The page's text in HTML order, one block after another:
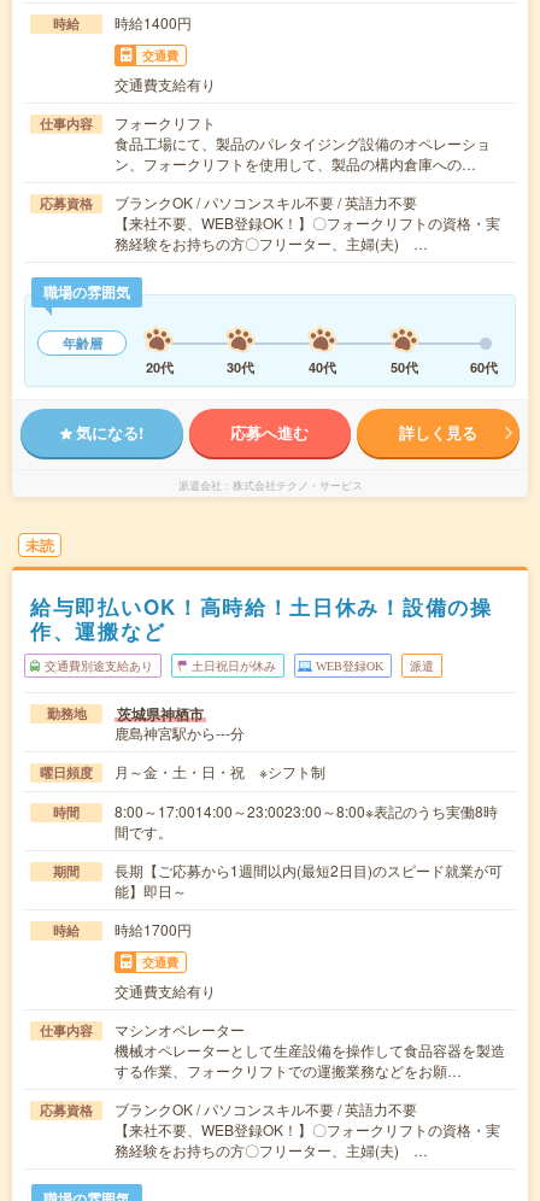
時給 時給1400円
交通費
交通費支給有り
仕事内容
フォークリフト
食品工場にて、製品のパレタイジング設備のオペレーショ
ン、フォークリフトを使用して、製品の構内倉庫への…
応募資格
ブランクOK / パソコンスキル不要 / 英語力不要
【来社不要、WEB登録OK！】〇フォークリフトの資格・実
務経験をお持ちの方〇フリーター、主婦(夫) …
職場の雰囲気
年齢層
20代
30代 40代 50代 60代
気になる! 応募へ進む 詳しく見る
派遣会社 株式会社テクノ・サービス
未読
給与即払いOK！高時給！土日休み！設備の操
作、運搬など
交通費別途支給あり 土日祝日が休み WEB登録OK 派遣
勤務地 茨城県神栖市
鹿島神宮駅から---分
曜日頻度 月～金・土・日・祝 ※シフト制
時間
8:00～17:0014:00～23:0023:00～8:00※表記のうち実働8時
間です。
期間
長期【ご応募から1週間以内(最短2日目)のスピード就業が可
能】即日～
時給 時給1700円
交通費
交通費支給有り
仕事内容
マシンオペレーター
機械オペレーターとして生産設備を操作して食品容器を製造
する作業、フォークリフトでの運搬業務などをお願…
応募資格
ブランクOK / パソコンスキル不要 / 英語力不要
【来社不要、WEB登録OK！】〇フォークリフトの資格・実
務経験をお持ちの方〇フリーター、主婦(夫) …